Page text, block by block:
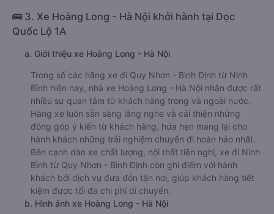
🚌 3. Xe Hoàng Long - Hà Nội khởi hành tại Dọc
Quốc Lộ 1A
a. Giới thiệu xe Hoàng Long - Hà Nội
Trong số các hãng xe đi Quy Nhơn - Bình Định từ Ninh
Bình hiện nay, nhà xe Hoàng Long - Hà Nội nhận được rất
nhiều sự quan tâm từ khách hàng trong và ngoài nước.
Hãng xe luôn sẵn sàng lắng nghe và cải thiện những
đóng góp ý kiến từ khách hàng, hứa hẹn mang lại cho
hành khách những trải nghiệm chuyến đi hoàn hảo nhất.
Bên cạnh dàn xe chất lượng, nội thất tiện nghi, xe đi Ninh
Bình từ Quy Nhơn - Bình Định còn ghi điểm với hành
khách bởi dịch vụ đưa đón tận nơi, giúp khách hàng tiết
kiệm được tối đa chi phí di chuyển.
b. Hình ảnh xe Hoàng Long - Hà Nội